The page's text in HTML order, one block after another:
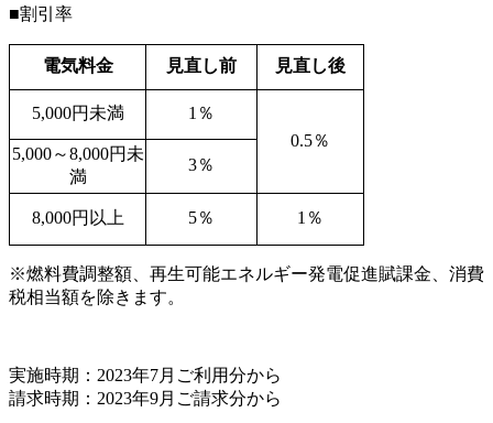
■割引率
電気料金 見直し前 見直し後
5,000円未満
1％
0.5％
5,000～8,000円未
満
3％
8,000円以上 5％ 1％
※燃料費調整額、再生可能エネルギー発電促進賦課金、消費
税相当額を除きます。
実施時期： 2023年7月ご利用分から
請求時期： 2023年9月ご請求分から